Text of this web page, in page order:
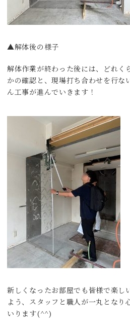
▲解体後の様子
解体作業が終わった後には、どれく
かの確認と、現場打ち合わせを行な
ん工事が進んでいきます！
新しくなったお部屋でも皆様で楽し
よう、スタッフと職人が一丸となり
いります(^^)